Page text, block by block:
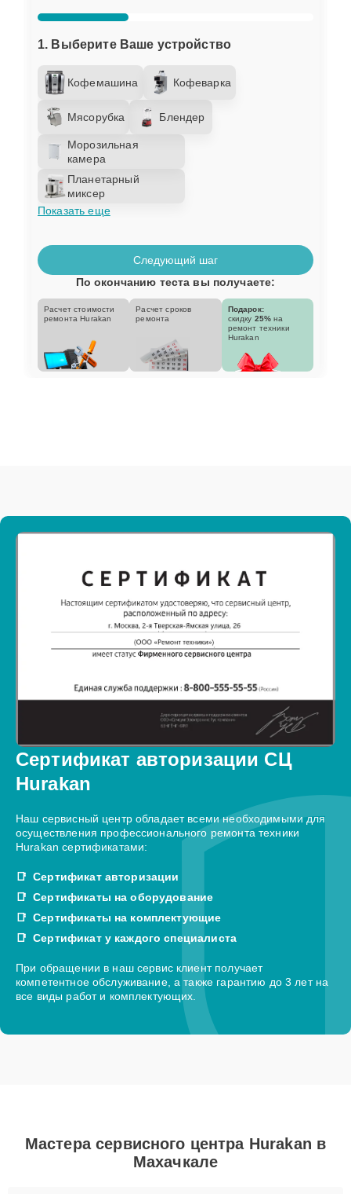
1. Выберите Ваше устройство
Кофемашина Кофеварка
Мясорубка Блендер
Морозильная
камера
Планетарный
миксер
Показать еще
Следующий шаг
По окончанию теста вы получаете:
Расчет стоимости
ремонта Hurakan
Расчет сроков
ремонта
Подарок:
скидку 25% на
ремонт техники
Hurakan
Сертификат авторизации СЦ
Hurakan
Наш сервисный центр обладает всеми необходимыми для
осуществления профессионального ремонта техники
Hurakan сертификатами:
Сертификат авторизации
Сертификаты на оборудование
Сертификаты на комплектующие
Сертификат у каждого специалиста
При обращении в наш сервис клиент получает
компетентное обслуживание, а также гарантию до 3 лет на
все виды работ и комплектующих.
Мастера сервисного центра Hurakan в
Махачкале